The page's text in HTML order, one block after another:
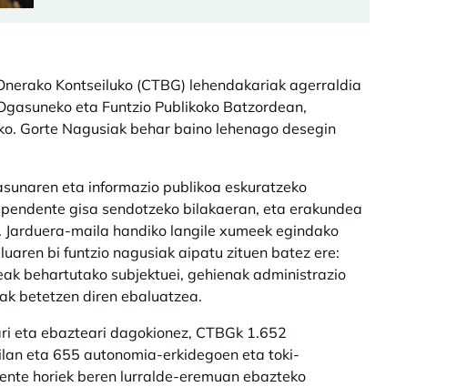
Kontseiluko (CTBG) lehendakariak agerraldia
eta Funtzio Publikoko Batzordean,
Gorte Nagusiak behar baino lehenago desegin
eta informazio publikoa eskuratzeko
gisa sendotzeko bilakaeran, eta erakundea
maila handiko langile xumeek egindako
bi funtzio nagusiak aipatu zituen batez ere:
behartutako subjektuei, gehienak administrazio
betetzen diren ebaluatzea.
eta ebazteari dagokionez, CTBGk 1.652
eta 655 autonomia-erkidegoen eta toki-
horiek beren lurralde-eremuan ebazteko